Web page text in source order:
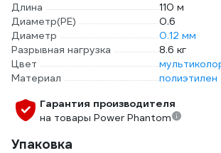
Длина
110 м
Диаметр(PE)
0.6
Диаметр
0.12 мм
Разрывная нагрузка
8.6 кг
Цвет
Материал
полиэтилен
Гарантия производителя
на товары Power Phantom
Упаковка